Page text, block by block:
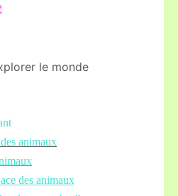
le monde
animaux
des animaux